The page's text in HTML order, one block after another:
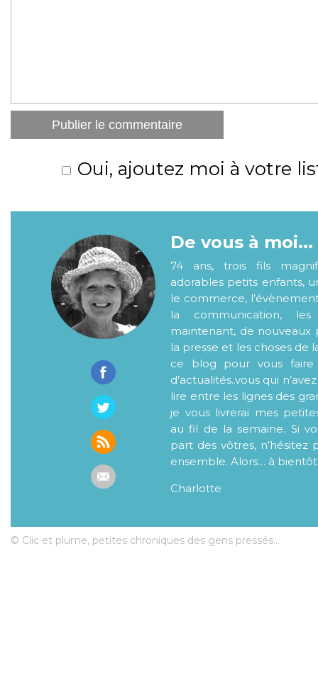
Oui, ajoutez moi à votre
De vous à moi...
74 ans, trois fils
adorables petits enfants,
le commerce,
la communication,
maintenant, de nouveaux
la presse et les choses de
ce blog pour vous faire
d’actualités..vous qui
lire entre les lignes des
je vous livrerai mes
au fil de la semaine. Si
part des vôtres, n’hésitez
ensemble. Alors… à bientôt
Charlotte
© Clic et plume, petites chroniques des gens pressés...